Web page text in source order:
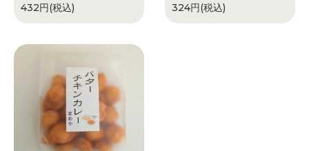
432円(税込) 324円(税込)